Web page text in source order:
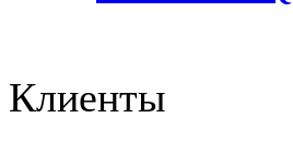
Клиенты